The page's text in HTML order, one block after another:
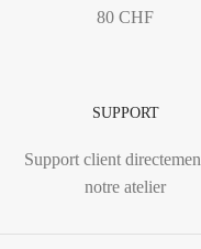
80 CHF
SUPPORT
Support client
notre atelier